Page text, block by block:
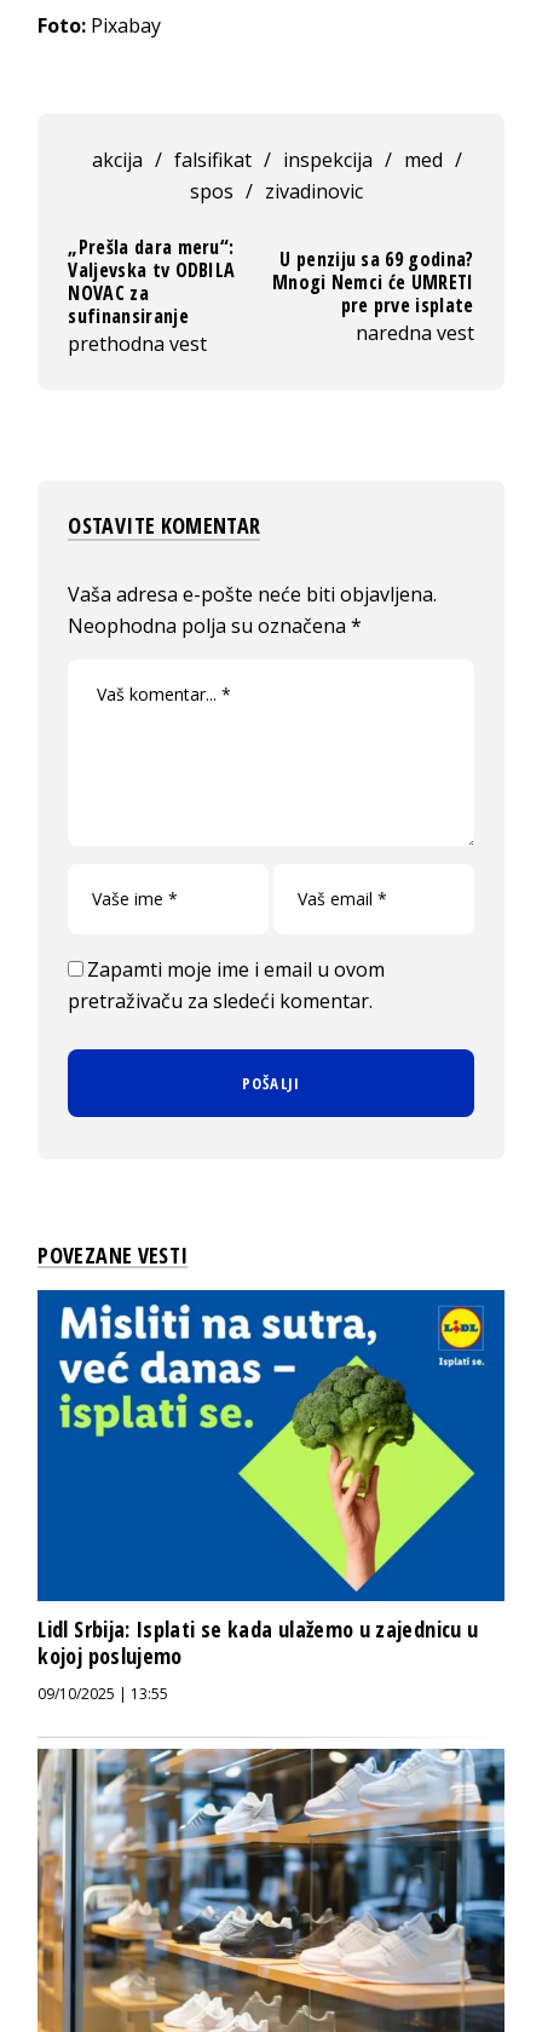
Foto: Pixabay
akcija / falsifikat / inspekcija / med /
spos / zivadinovic
„Prešla dara meru“:
Valjevska tv ODBILA
NOVAC za
sufinansiranje
prethodna vest
U penziju sa 69 godina?
Mnogi Nemci će UMRETI
pre prve isplate
naredna vest
OSTAVITE KOMENTAR
Vaša adresa e-pošte neće biti objavljena.
Neophodna polja su označena*
Zapamti moje ime i email u ovom
pretraživaču za sledeći komentar.
POVEZANE VESTI
Lidl Srbija: Isplati se kada ulažemo u zajednicu u
kojoj poslujemo
09/10/2025 | 13:55